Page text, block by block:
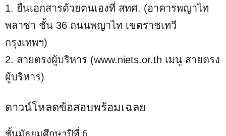
1. ยื่นเอกสารด้วยตนเองที่ สทศ. (อาคารพญาไท
พลาซ่า ชั้น 36 ถนนพญาไท เขตราชเทวี
กรุงเทพฯ)
2. สายตรงผู้บริหาร (www.niets.or.th เมนู สายตรง
ผู้บริหาร)
ดาวน์โหลดข้อสอบพร้อมเฉลย